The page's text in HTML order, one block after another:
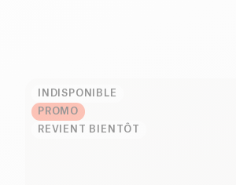
INDISPONIBLE
PROMO
REVIENT BIENTÔT